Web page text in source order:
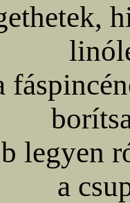
legyen
a